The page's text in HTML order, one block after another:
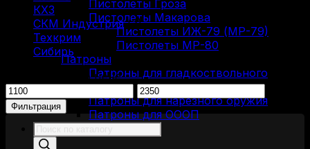
Пистолеты Гроза
Пистолеты Макарова
Пистолеты ИЖ-79 (МР-79)
Пистолеты МР-80
Патроны
Патроны для гладкоствольного
оружия
Патроны для нарезного оружия
Патроны для ОООП
Поиск
товаров
КХЗ
СКМ Индустрия (3)
Техкрим
Сибирь
Фильтрация по цене
Минимальная
цена
Максимальная
цена
Фильтрация